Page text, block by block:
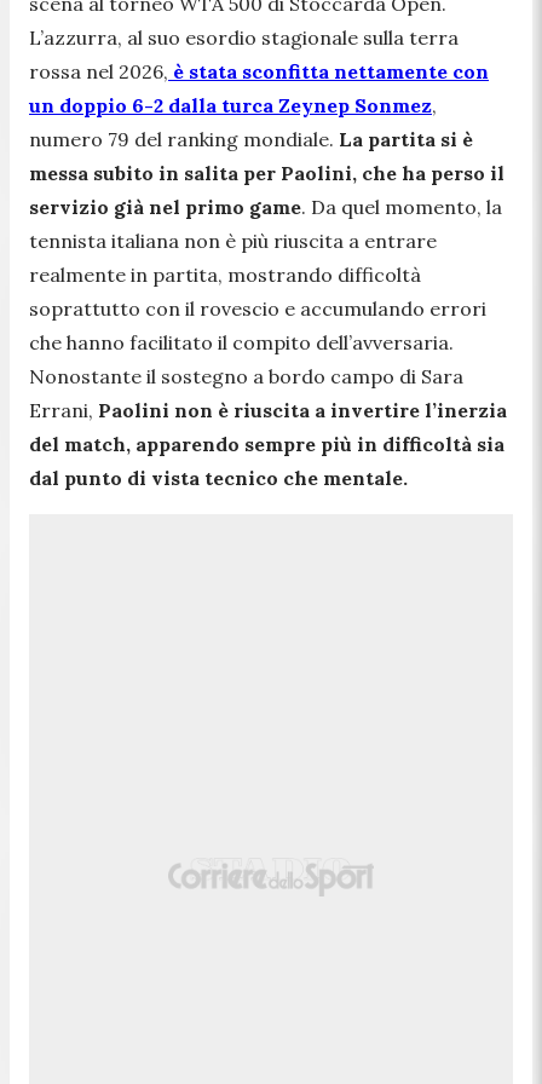
L’azzurra, al suo esordio stagionale sulla terra
rossa nel 2026, è stata sconfitta nettamente con
un doppio 6-2 dalla turca Zeynep Sonmez,
numero 79 del ranking mondiale. La partita si è
messa subito in salita per Paolini, che ha perso il
servizio già nel primo game. Da quel momento, la
tennista italiana non è più riuscita a entrare
realmente in partita, mostrando difficoltà
soprattutto con il rovescio e accumulando errori
che hanno facilitato il compito dell’avversaria.
Nonostante il sostegno a bordo campo di Sara
Errani, Paolini non è riuscita a invertire l’inerzia
del match, apparendo sempre più in difficoltà sia
dal punto di vista tecnico che mentale.